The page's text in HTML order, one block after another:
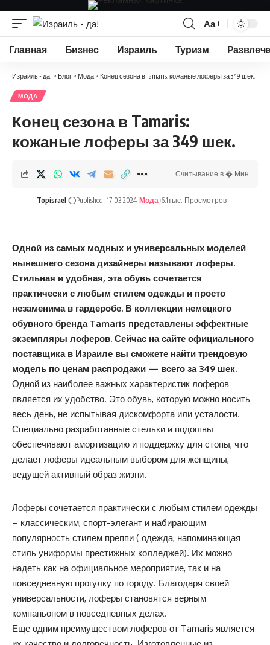
Изменение
размера
Аа
Главная Бизнес Израиль Туризм
Израиль - да! > Блог > Мода > Конец сезона в Tamaris: кожаные лоферы за 349 шек.
МОДА
Конец сезона в Tamaris:
кожаные лоферы за 349 шек.
Topisrael Published: 17.03.2024 Мода 6.1тыс. Просмотров
Считывание в � Мин
Одной из самых модных и универсальных моделей
нынешнего сезона дизайнеры называют лоферы.
Стильная и удобная, эта обувь сочетается
практически с любым стилем одежды и просто
незаменима в гардеробе. В коллекции немецкого
обувного бренда Tamaris представлены эффектные
экземпляры лоферов. Сейчас насайте официального
поставщика в Израиле вы сможете найти трендовую
модель по ценам распродажи — всего за 349 шек.
Одной из наиболее важных характеристик лоферов
является их удобство. Это обувь, которую можно носить
весь день, не испытывая дискомфорта или усталости.
Специально разработанные стельки и подошвы
обеспечивают амортизацию и поддержку для стопы, что
делает лоферы идеальным выбором для женщины,
ведущей активный образ жизни.
Лоферы сочетается практически с любым стилем одежды
– классическим, спорт-элегант и набирающим
популярность стилем преппи ( одежда, напоминающая
стиль униформы престижных колледжей). Их можно
надеть как на официальное мероприятие, так и на
повседневную прогулку по городу. Благодаря своей
универсальности, лоферы становятся верным
компаньоном в повседневных делах.
Еще одним преимуществом лоферов от Tamaris является